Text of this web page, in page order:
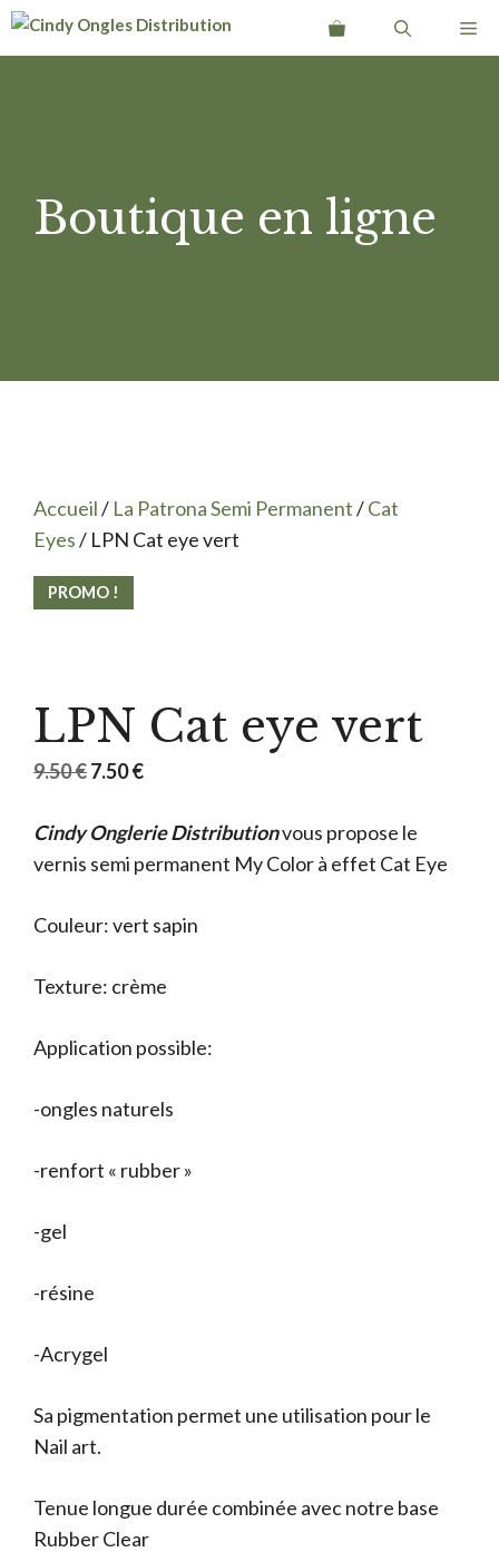
Aller
Boutique en ligne
Accueil/ La Patrona Semi Permanent/Cat
Eyes/ LPN Cat eye vert
PROMO !
LPN Cat eye vert
9.50€Le
initial
était :
7.50€Le
actuel
est :
Cindy Onglerie Distributionvous propose le
vernis semi permanent My Color à effet Cat Eye
Couleur: vert sapin
Texture: crème
Application possible:
-ongles naturels
-renfort « rubber »
-gel
-résine
-Acrygel
Sa pigmentation permet une utilisation pour le
Nail art.
Tenue longue durée combinée avec notre base
Rubber Clear